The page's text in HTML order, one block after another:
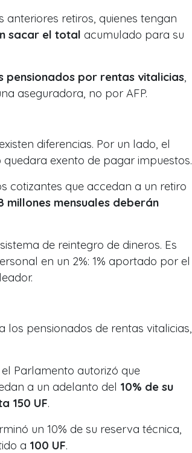
retiros, quienes tengan
sacar el total acumulado para su
pensionados por rentas vitalicias
aseguradora, no por AFP.
diferencias. Por un lado, el
quedara exento de pagar impuestos.
cotizantes que accedan a un retiro
millones mensuales deberán
de reintegro de dineros. Es
en un 2%: 1% aportado por el
pensionados de rentas vitalicias,
Parlamento autorizó que
a un adelanto del 10% de su
150 UF.
un 10% de su reserva técnica,
a 100 UF.